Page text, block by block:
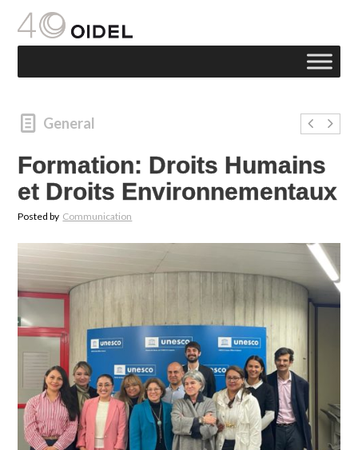
General
Formation: Droits Humains
et Droits Environnementaux
Posted by Communication